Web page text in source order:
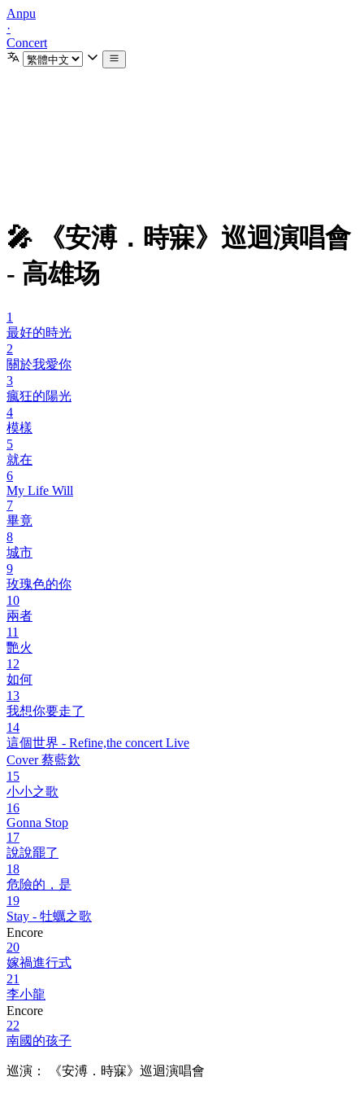
Anpu
·
Concert
🎤 《安溥．時寐》巡迴演唱會
- 高雄场
1
最好的時光
2
關於我愛你
3
瘋狂的陽光
4
模樣
5
就在
6
My Life Will
7
畢竟
8
城市
9
玫瑰色的你
10
兩者
11
艷火
12
如何
13
我想你要走了
14
這個世界 - Refine,the concert Live
Cover 蔡藍欽
15
小小之歌
16
Gonna Stop
17
說說罷了
18
危險的，是
19
Stay - 牡蠣之歌
Encore
20
嫁禍進行式
21
李小龍
Encore
22
南國的孩子
巡演： 《安溥．時寐》巡迴演唱會